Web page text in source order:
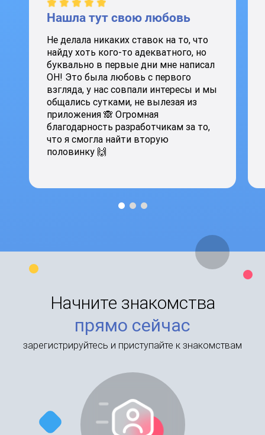
Нашла тут свою любовь
Не делала никаких ставок на то, что
найду хоть кого-то адекватного, но
буквально в первые дни мне написал
ОН! Это была любовь с первого
взгляда, у нас совпали интересы и мы
общались сутками, не вылезая из
приложения 🙈 Огромная
благодарность разработчикам за то,
что я смогла найти вторую
половинку 🙌
Начните знакомства
прямо сейчас
зарегистрируйтесь и приступайте к знакомствам